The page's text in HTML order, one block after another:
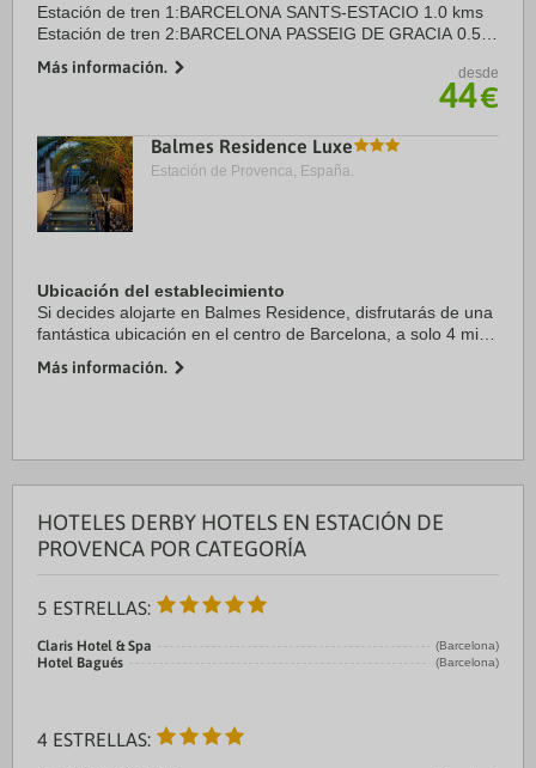
Estación de tren 1:BARCELONA SANTS-ESTACIO 1.0 kms
Estación de tren 2:BARCELONA PASSEIG DE GRACIA 0.5
Aeropuerto 1:BARCELONA EL PRAT (BCN) 15.0 kms
Más información. desde
44€
Balmes Residence Luxe
Estación de Provenca, España.
Ubicación del establecimiento
Si decides alojarte en Balmes Residence, disfrutarás de una
fantástica ubicación en el centro de Barcelona, a solo 4 min
Además, este apartamento de 4 ...
Más información.
HOTELES DERBY HOTELS EN ESTACIÓN DE
PROVENCA POR CATEGORÍA
5 ESTRELLAS:
Claris Hotel & Spa (Barcelona)
Hotel Bagués (Barcelona)
4 ESTRELLAS: